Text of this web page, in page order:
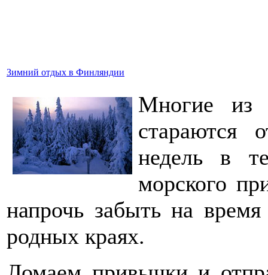
Зимний отдых в Финляндии
Многие из
стараются
недель в
морского
напрочь забыть на
родных краях.